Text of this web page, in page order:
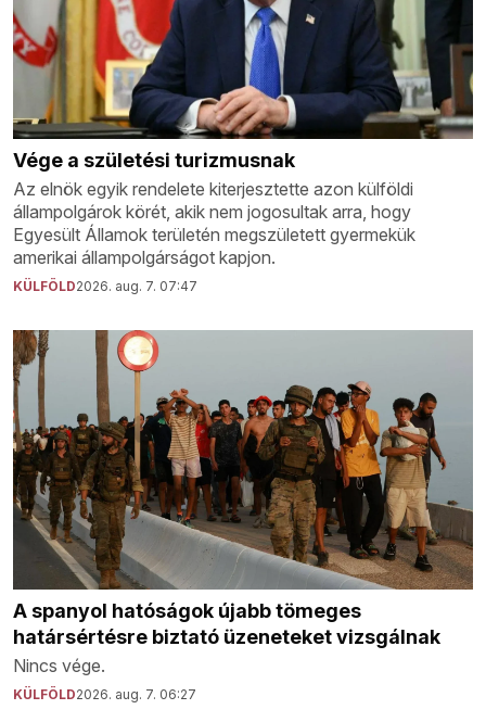
Vége a születési turizmusnak
Az elnök egyik rendelete kiterjesztette azon külföldi
állampolgárok körét, akik nem jogosultak arra, hogy
Egyesült Államok területén megszületett gyermekük
amerikai állampolgárságot kapjon.
KÜLFÖLD2026. aug. 7. 07:47
A spanyol hatóságok újabb tömeges
határsértésre biztató üzeneteket vizsgálnak
Nincs vége.
KÜLFÖLD2026. aug. 7. 06:27